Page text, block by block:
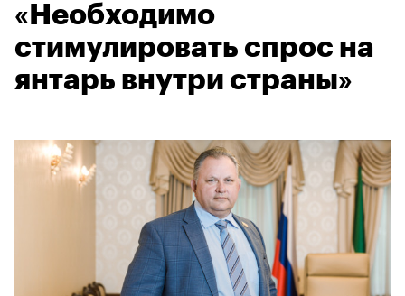
«Необходимо
стимулировать спрос на
янтарь внутри страны»